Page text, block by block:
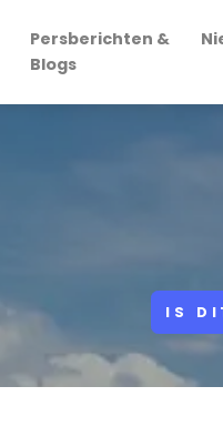
Persberichten &
Blogs
IS